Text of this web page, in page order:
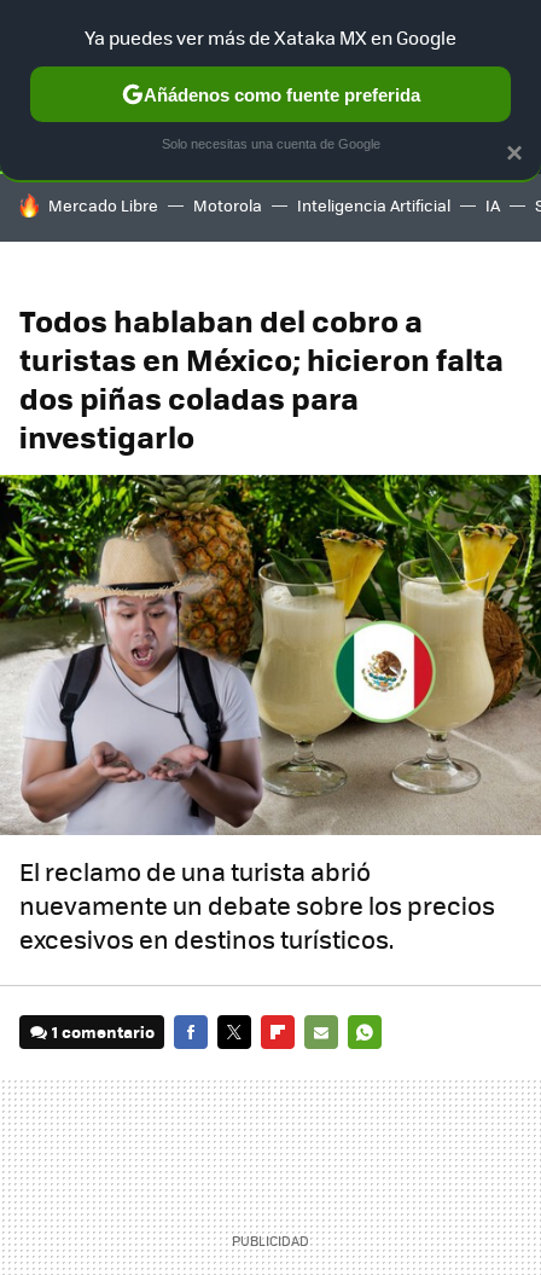
SELECCIÓN GAMING HOME AUTO TERRITORIO
HOY SE HABLA DE
Mercado Libre Motorola Inteligencia Artificial IA
Todos hablaban del cobro a
turistas en México; hicieron falta
dos piñas coladas para
investigarlo
El reclamo de una turista abrió
nuevamente un debate sobre los precios
excesivos en destinos turísticos.
1 comentario
MAIL
×
Ya puedes ver más de Xataka MX en Google
Añádenos como fuente preferida
Solo necesitas una cuenta de Google